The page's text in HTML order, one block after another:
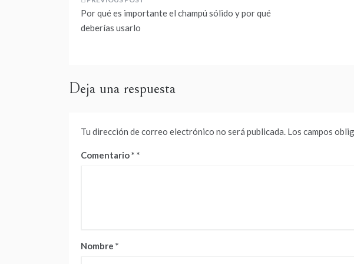
Navegación
de
Por qué es importante el champú sólido y por qué
deberías usarlo
Deja una respuesta
Tu dirección de correo electrónico no será publicada. Los campos
Comentario*
Nombre *